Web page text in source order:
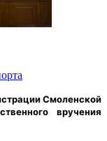
Смоленской
вручения